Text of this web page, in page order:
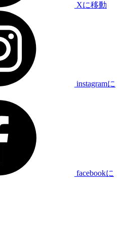
Xに移動
instagramに
facebookに